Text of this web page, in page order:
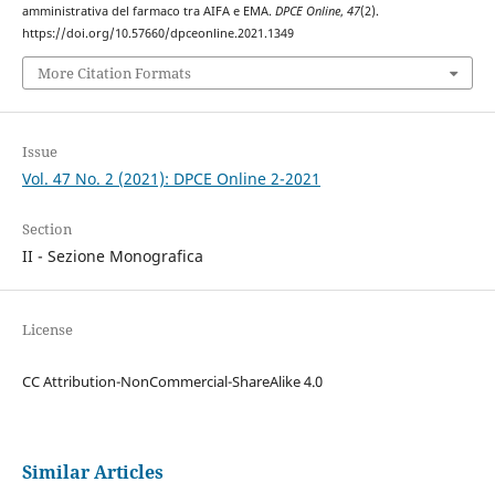
amministrativa del farmaco tra AIFA e EMA. DPCE Online, 47(2).
https://doi.org/10.57660/dpceonline.2021.1349
More Citation Formats
Issue
Vol. 47 No. 2 (2021): DPCE Online 2-2021
Section
II - Sezione Monografica
License
CC Attribution-NonCommercial-ShareAlike 4.0
Similar Articles